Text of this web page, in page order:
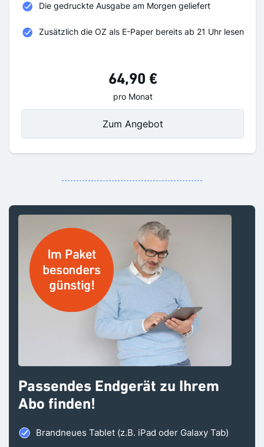
Die gedruckte Ausgabe am Morgen geliefert
Zusätzlich die OZ als E-Paper bereits ab 21 Uhr lesen
64,90 €
pro Monat
Zum Angebot
Passendes Endgerät zu Ihrem
Abo finden!
Brandneues Tablet (z.B. iPad oder Galaxy Tab)